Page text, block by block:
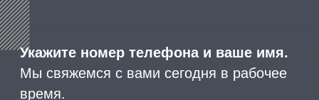
2023 © ARMET GROUP